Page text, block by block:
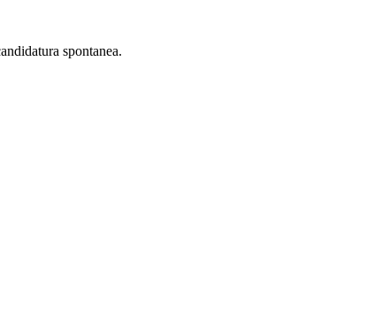
spontanea.